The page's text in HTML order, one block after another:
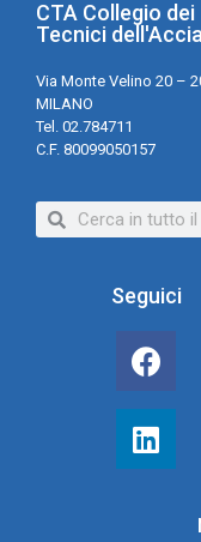
CTA Collegio dei
Tecnici
Via Monte Velino 20 –
MILANO
Tel. 02.784711
C.F. 80099050157
Seguici